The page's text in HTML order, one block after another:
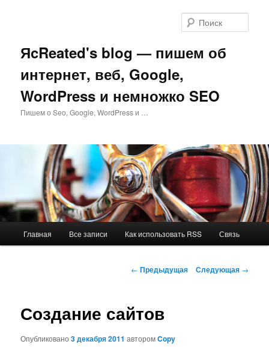
ЯcReated's blog — пишем об
интернет, веб, Google,
WordPress и немножко SEO
Пишем о Seo, Google, WordPress и …
Главная Все записи Как использовать RSS Связь
Навигация
← Предыдущая Следующая →
Создание сайтов
Опубликовано3 декабря 2011 авторомCopy